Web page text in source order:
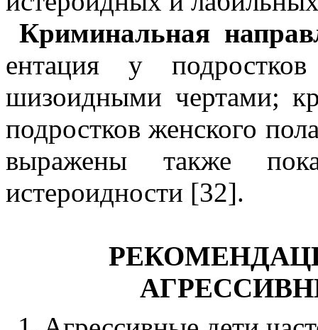
Криминальная
ентация у
шизоидными чертами;
подростков жен­ского
выражены также
истероидности [32].